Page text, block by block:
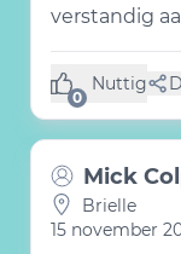
verstandig
0
Nuttig
(0 like)
Mick
Brielle
15 november